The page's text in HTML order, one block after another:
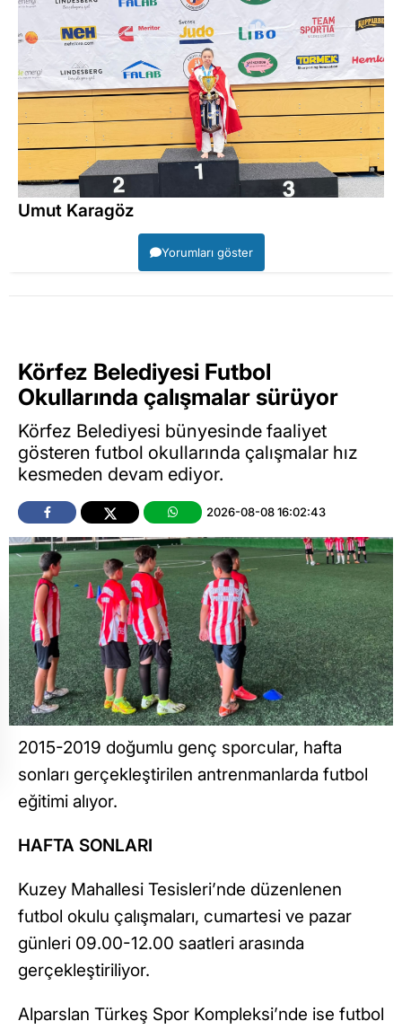
Umut Karagöz
Yorumları göster
Körfez Belediyesi Futbol
Okullarında çalışmalar sürüyor
Körfez Belediyesi bünyesinde faaliyet
gösteren futbol okullarında çalışmalar hız
kesmeden devam ediyor.
2026-08-08 16:02:43
2015-2019 doğumlu genç sporcular, hafta
sonları gerçekleştirilen antrenmanlarda futbol
eğitimi alıyor.
HAFTA SONLARI
Kuzey Mahallesi Tesisleri’nde düzenlenen
futbol okulu çalışmaları, cumartesi ve pazar
günleri 09.00-12.00 saatleri arasında
gerçekleştiriliyor.
Alparslan Türkeş Spor Kompleksi’nde ise futbol